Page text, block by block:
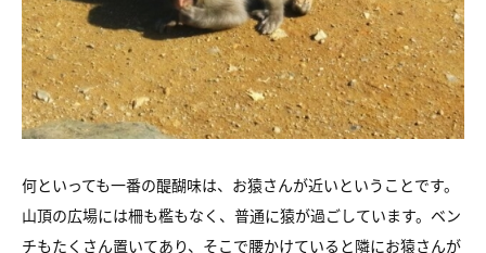
何といっても一番の醍醐味は、お猿さんが近いということです。
山頂の広場には柵も檻もなく、普通に猿が過ごしています。ベン
チもたくさん置いてあり、そこで腰かけていると隣にお猿さんが